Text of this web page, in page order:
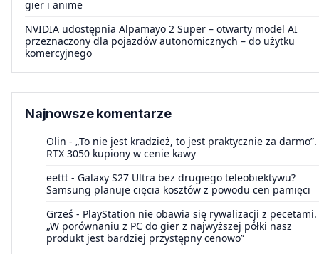
gier i anime
NVIDIA udostępnia Alpamayo 2 Super – otwarty model AI
przeznaczony dla pojazdów autonomicznych – do użytku
komercyjnego
Najnowsze komentarze
Olin - „To nie jest kradzież, to jest praktycznie za darmo”.
RTX 3050 kupiony w cenie kawy
eettt - Galaxy S27 Ultra bez drugiego teleobiektywu?
Samsung planuje cięcia kosztów z powodu cen pamięci
Grześ - PlayStation nie obawia się rywalizacji z pecetami.
„W porównaniu z PC do gier z najwyższej półki nasz
produkt jest bardziej przystępny cenowo”